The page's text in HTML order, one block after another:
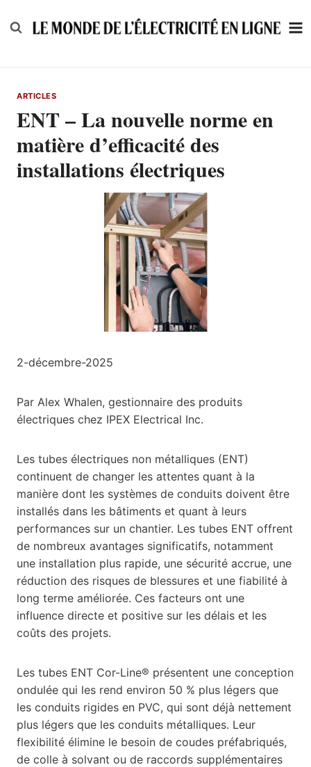
to
ARTICLES
ENT – La nouvelle norme en
matière d’efficacité des
installations électriques
2-décembre-2025
Par Alex Whalen, gestionnaire des produits
électriques chez IPEX Electrical Inc.
Les tubes électriques non métalliques (ENT)
continuent de changer les attentes quant à la
manière dont les systèmes de conduits doivent être
installés dans les bâtiments et quant à leurs
performances sur un chantier. Les tubes ENT offrent
de nombreux avantages significatifs, notamment
une installation plus rapide, une sécurité accrue, une
réduction des risques de blessures et une fiabilité à
long terme améliorée. Ces facteurs ont une
influence directe et positive sur les délais et les
coûts des projets.
Les tubes ENT Cor-Line® présentent une conception
ondulée qui les rend environ 50 % plus légers que
les conduits rigides en PVC, qui sont déjà nettement
plus légers que les conduits métalliques. Leur
flexibilité élimine le besoin de coudes préfabriqués,
de colle à solvant ou de raccords supplémentaires